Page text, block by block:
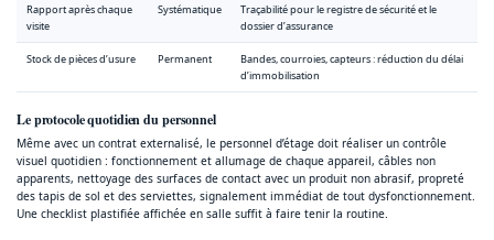
Rapport après chaque
visite
Systématique
Traçabilité pour le registre de sécurité et le
dossier d’assurance
Stock de pièces d’usure Permanent
Bandes, courroies, capteurs : réduction du délai
d’immobilisation
Le protocole quotidien du personnel
Même avec un contrat externalisé, le personnel d’étage doit réaliser un contrôle
visuel quotidien : fonctionnement et allumage de chaque appareil, câbles non
apparents, nettoyage des surfaces de contact avec un produit non abrasif, propreté
des tapis de sol et des serviettes, signalement immédiat de tout dysfonctionnement.
Une checklist plastifiée affichée en salle suffit à faire tenir la routine.